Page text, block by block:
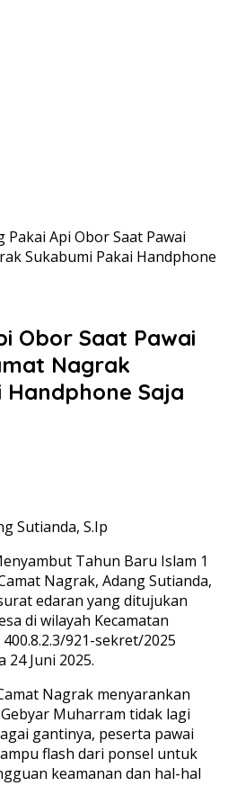
Pakai Api Obor Saat Pawai
Sukabumi Pakai Handphone
Obor Saat Pawai
Nagrak
Saja
Sutianda, S.Ip
Tahun Baru Islam 1
Nagrak, Adang Sutianda,
edaran yang ditujukan
di wilayah Kecamatan
921-sekret/2025
Juni 2025.
Nagrak menyarankan
Muharram tidak lagi
gantinya, peserta pawai
flash dari ponsel untuk
keamanan dan hal-hal